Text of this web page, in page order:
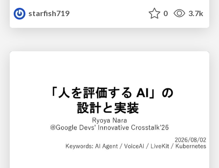
starfish719
0 3.7k